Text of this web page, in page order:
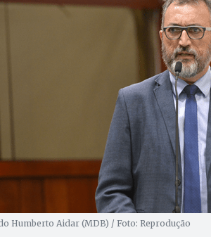
Humberto Aidar (MDB) / Foto: Reprodução